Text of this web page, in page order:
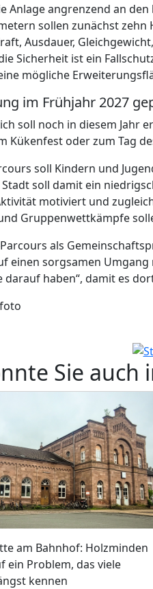
Anlage angrenzend an
sollen zunächst
Ausdauer,
Sicherheit ist ein
mögliche
im Frühjahr 2027
soll noch in diesem Jahr
Kükenfest oder zum Tag
soll Kindern und
soll damit ein
motiviert und
Gruppenwettkämpfe
als
einen sorgsamen
darauf haben“, damit es
Sie auch
am Bahnhof: Holzminden
ein Problem, das viele
kennen